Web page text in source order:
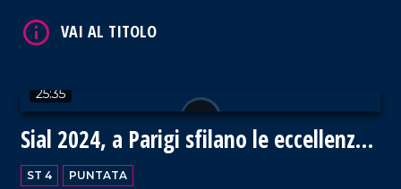
25:35
Sial 2024, a Parigi sfilano le eccellenze
gastronomiche della Calabria
ST 4 PUNTATA